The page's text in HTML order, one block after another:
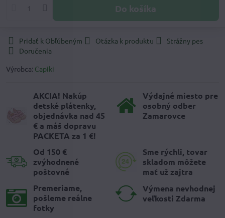
Do košíka
Pridať k Obľúbeným Otázka k produktu
Strážny pes
Doručenia
Výrobca: Capiki
AKCIA! Nakúp
detské plátenky,
objednávka nad 45
€ a máš dopravu
PACKETA za 1 €!
Výdajné miesto pre
osobný odber
Zamarovce
Od 150 €
zvýhodnené
poštovné
Sme rýchli, tovar
skladom môžete
mať už zajtra
Premeriame,
pošleme reálne
fotky
Výmena nevhodnej
veľkosti Zdarma